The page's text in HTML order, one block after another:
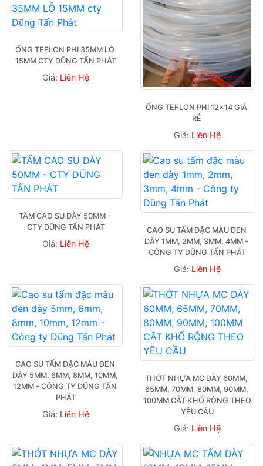
ỐNG TEFLON PHI 35MM LỖ
15MM CTY DŨNG TẤN PHÁT
Giá: Liên Hệ
ỐNG TEFLON PHI 12×14 GIÁ
RẺ
Giá: Liên Hệ
TẤM CAO SU DÀY 50MM -
CTY DŨNG TẤN PHÁT
Giá: Liên Hệ
CAO SU TẤM ĐẶC MÀU ĐEN
DÀY 1MM, 2MM, 3MM, 4MM -
CÔNG TY DŨNG TẤN PHÁT
Giá: Liên Hệ
CAO SU TẤM ĐẶC MÀU ĐEN
DÀY 5MM, 6MM, 8MM, 10MM,
12MM - CÔNG TY DŨNG TẤN
PHÁT
Giá: Liên Hệ
THỚT NHỰA MC DÀY 60MM,
65MM, 70MM, 80MM, 90MM,
100MM CẮT KHỔ RỘNG THEO
YÊU CẦU
Giá: Liên Hệ